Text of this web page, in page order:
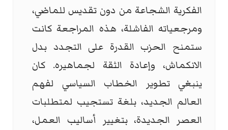
الفكرية الشجاعة من دون تقديس للماضي،
ومرجعياته الفاشلة، هذه المراجعة كانت
ستمنح الحزب القدرة على التجدد بدل
الانكماش، وإعادة الثقة لجماهيره. كان
ينبغي تطوير الخطاب السياسي لفهم
العالم الجديد، بلغة تستجيب لمتطلبات
العصر الجديدة، بتغيير أساليب العمل،